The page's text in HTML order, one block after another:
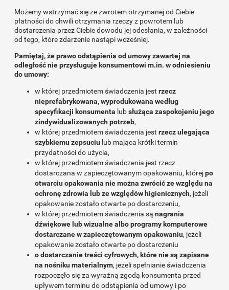
Możemy wstrzymać się ze zwrotem otrzymanej od Ciebie
płatności do chwili otrzymania rzeczy z powrotem lub
dostarczenia przez Ciebie dowodu jej odesłania, w zależności
od tego, które zdarzenie nastąpi wcześniej.
Pamiętaj, że prawo odstąpienia od umowy zawartej na
odległość nie przysługuje konsumentowi m.in. w odniesieniu
do umowy:
w której przedmiotem świadczenia jest rzecz
nieprefabrykowana, wyprodukowana według
specyfikacji konsumenta lubsłużąca zaspokojeniu jego
zindywidualizowanych potrzeb,
w której przedmiotem świadczenia jest rzecz ulegająca
szybkiemu zepsuciu lub mająca krótki termin
przydatności do użycia,
w której przedmiotem świadczenia jest rzecz
dostarczana w zapieczętowanym opakowaniu, którejpo
otwarciu opakowania nie można zwrócić ze względu na
ochronę zdrowia lub ze względów higienicznych, jeżeli
opakowanie zostało otwarte po dostarczeniu,
w której przedmiotem świadczenia są nagrania
dźwiękowe lub wizualne albo programy komputerowe
dostarczane w zapieczętowanym opakowaniu, jeżeli
opakowanie zostało otwarte po dostarczeniu
o dostarczanie treści cyfrowych, które nie są zapisane
na nośniku materialnym, jeżeli spełnianie świadczenia
rozpoczęło się za wyraźną zgodą konsumenta przed
upływem terminu do odstąpienia od umowy i po